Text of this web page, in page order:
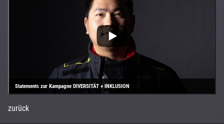
Statements zur Kampagne DIVERSITÄT + INKLUSION
zurück